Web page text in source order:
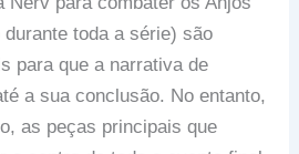
toda a série) são
para que a narrativa de
a sua conclusão. No entanto,
as peças principais que